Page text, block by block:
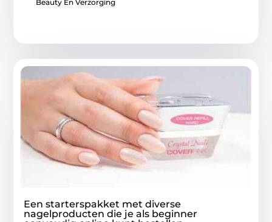
Beauty En Verzorging
Een starterspakket met diverse
nagelproducten die je als beginner